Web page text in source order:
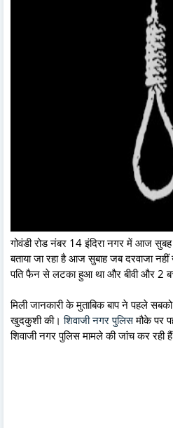
गोवंडी रोड नंबर 14 इंदिरा नगर में आज
बताया जा रहा है आज सुबाह जब दरवाजा नहीं
पति फैन से लटका हुआ था और बीवी और 2
मिली जानकारी के मुताबिक बाप ने पहले
खुदकुशी की।शिवाजी नगर पुलिसमौके पर
शिवाजी नगर पुलिस मामले की जांच कर रही हैं